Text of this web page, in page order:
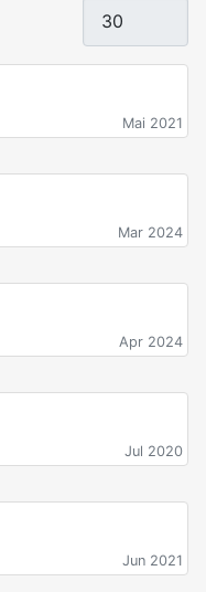
Mai 2021
Mar 2024
Apr 2024
Jul 2020
Jun 2021